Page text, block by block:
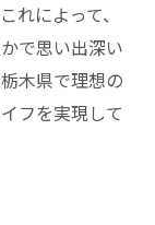
れによって、
で思い出深い
木県で理想の
フを実現して